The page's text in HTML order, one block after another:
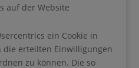
auf der Website
ein Cookie in
die erteilten Einwilligungen
zu können. Die so